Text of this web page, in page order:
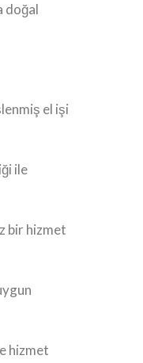
doğal
el işi
ile
bir hizmet
hizmet